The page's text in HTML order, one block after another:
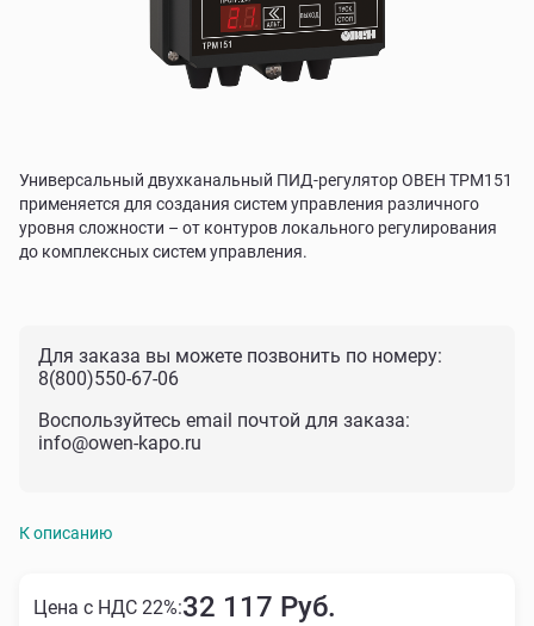
Универсальный двухканальный ПИД-регулятор ОВЕН ТРМ151
применяется для создания систем управления различного
уровня сложности – от контуров локального регулирования
до комплексных систем управления.
Для заказа вы можете позвонить по номеру:
8(800)550-67-06
Воспользуйтесь email почтой для заказа:
info@owen-kapo.ru
К описанию
Цена с НДС 22%:32 117 Руб.